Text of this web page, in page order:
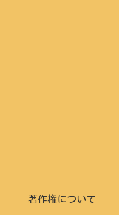
著作権について